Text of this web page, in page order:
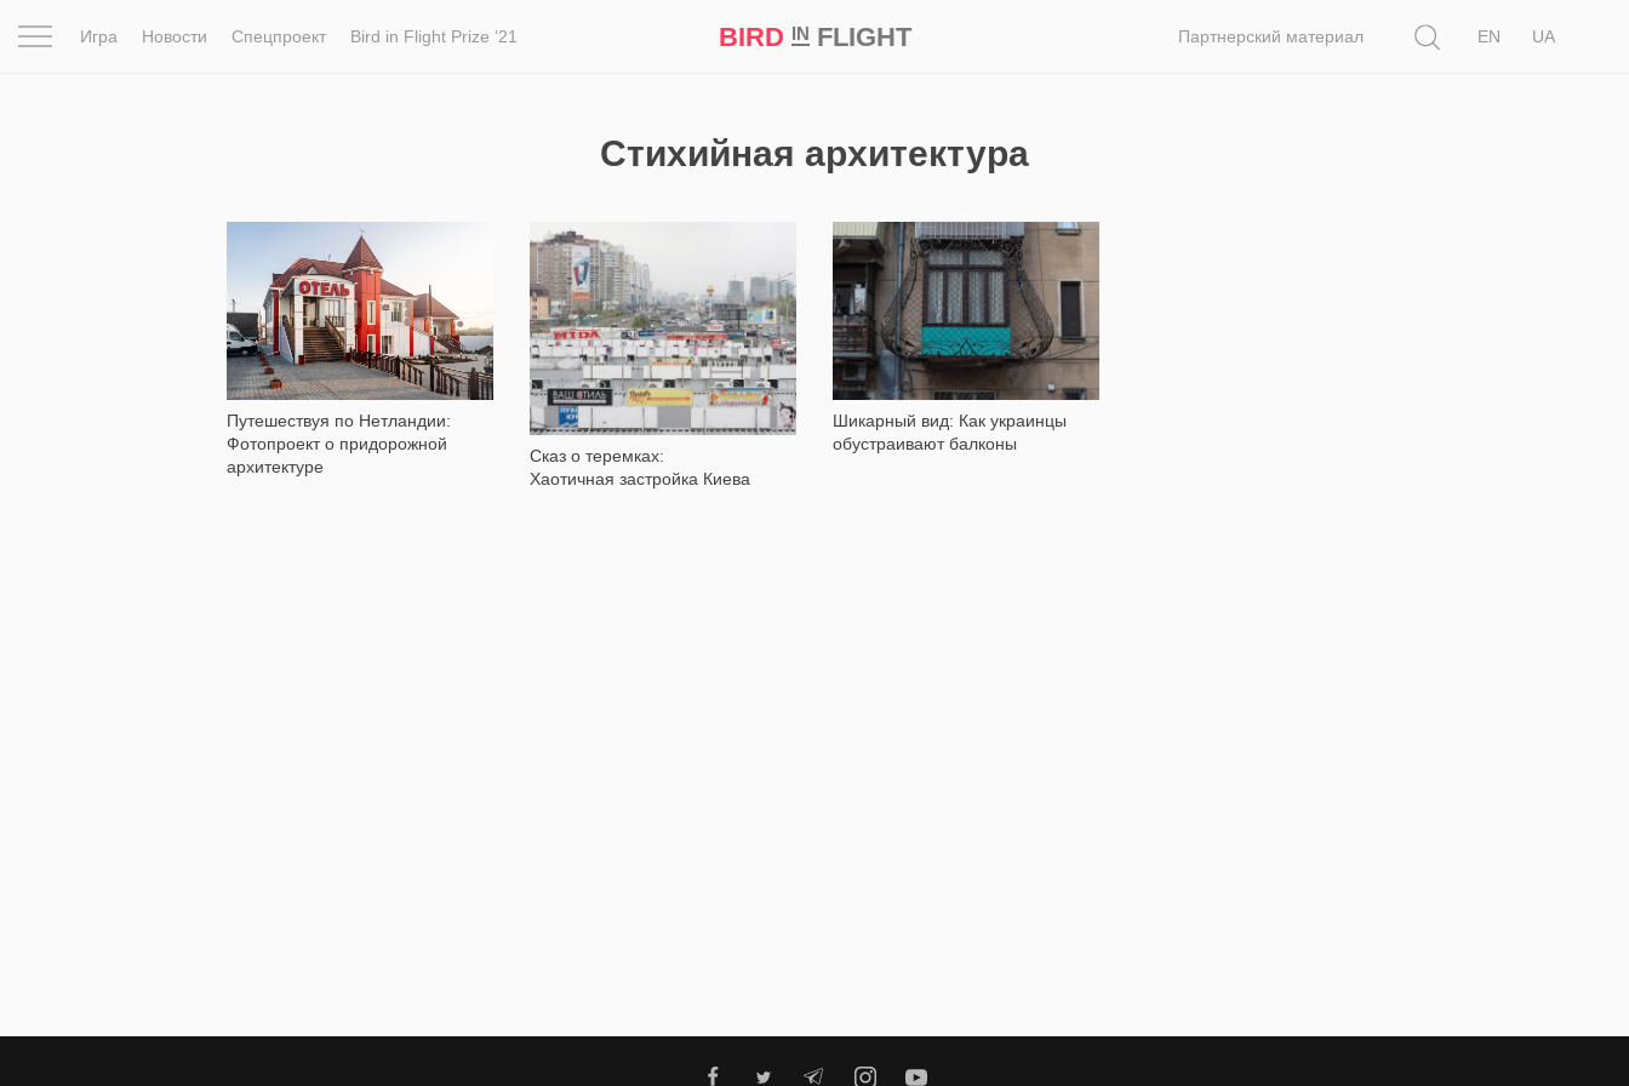
Игра Новости Спецпроект Bird in Flight Prize ‘21 BIRD INFLIGHT Партнерский материал
EN
UA
Стихийная архитектура
Путешествуя по Нетландии:
Фотопроект о придорожной
архитектуре
14 668
Сказ о теремках:
Хаотичная застройка Киева
12 661
Шикарный вид: Как украинцы
обустраивают балконы
62 970